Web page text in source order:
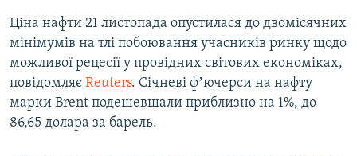
Усі сайти RFE/RL
Ціна нафти 21 листопада опустилася до двомісячних
мінімумів на тлі побоювання учасників ринку щодо
можливої рецесії у провідних світових економіках,
повідомляє Reuters. Січневі фʼючерси на нафту
марки Brent подешевшали приблизно на 1%, до
86,65 долара за барель.